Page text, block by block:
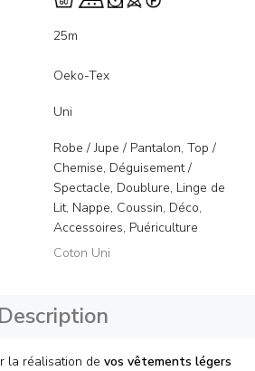
25m
Oeko-Tex
Uni
Robe / Jupe / Pantalon, Top /
Chemise, Déguisement /
Spectacle, Doublure, Linge de
Lit, Nappe, Coussin, Déco,
Accessoires, Puériculture
Coton Uni
Description
la réalisation de vos vêtements légers